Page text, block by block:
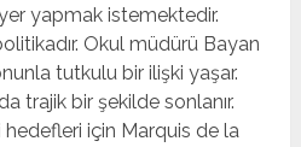
yapmak istemektedir.
Okul müdürü Bayan
tutkulu bir ilişki yaşar.
trajik bir şekilde sonlanır.
için Marquis de la